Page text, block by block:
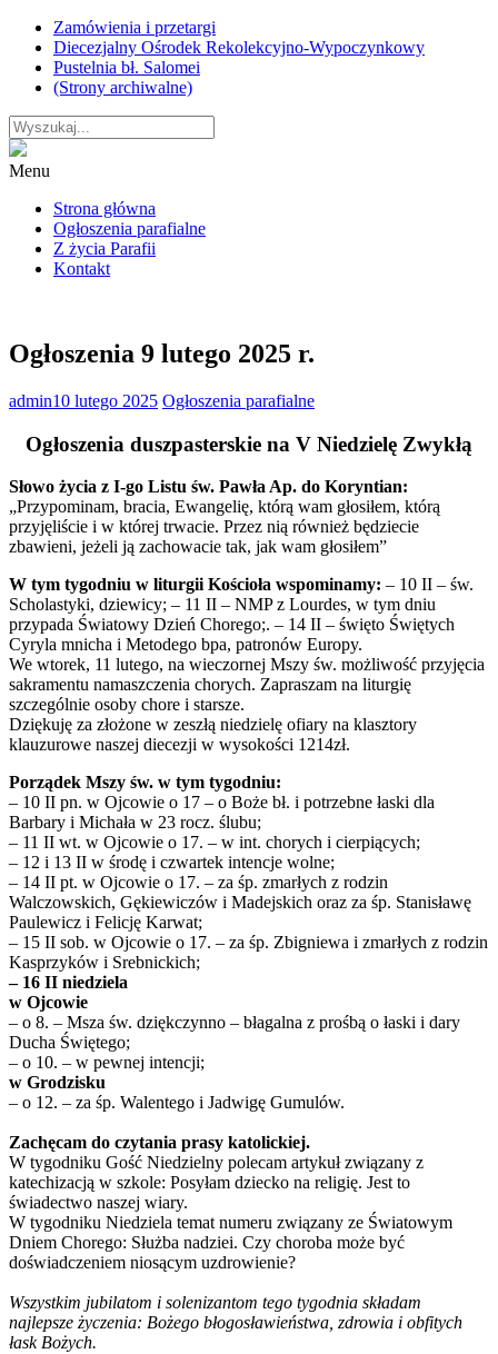
Skip
content
Zamówienia i przetargi
Diecezjalny Ośrodek Rekolekcyjno-Wypoczynkowy
Pustelnia bł. Salomei
(Strony archiwalne)
Menu
Strona główna
Ogłoszenia parafialne
Z życia Parafii
Kontakt
Ogłoszenia 9 lutego 2025 r.
admin10 lutego 2025 Ogłoszenia parafialne
Ogłoszenia duszpasterskie na V Niedzielę Zwykłą
Słowo życia z I-go Listu św. Pawła Ap. do Koryntian:
„Przypominam, bracia, Ewangelię, którą wam głosiłem, którą
przyjęliście i w której trwacie. Przez nią również będziecie
zbawieni, jeżeli ją zachowacie tak, jak wam głosiłem”
W tym tygodniu w liturgii Kościoła wspominamy: – 10 II – św.
Scholastyki, dziewicy; – 11 II – NMP z Lourdes, w tym dniu
przypada Światowy Dzień Chorego;. – 14 II – święto Świętych
Cyryla mnicha i Metodego bpa, patronów Europy.
We wtorek, 11 lutego, na wieczornej Mszy św. możliwość przyjęcia
sakramentu namaszczenia chorych. Zapraszam na liturgię
szczególnie osoby chore i starsze.
Dziękuję za złożone w zeszłą niedzielę ofiary na klasztory
klauzurowe naszej diecezji w wysokości 1214zł.
Porządek Mszy św. w tym tygodniu:
– 10 II pn. w Ojcowie o 17 – o Boże bł. i potrzebne łaski dla
Barbary i Michała w 23 rocz. ślubu;
– 11 II wt. w Ojcowie o 17. – w int. chorych i cierpiących;
– 12 i 13 II w środę i czwartek intencje wolne;
– 14 II pt. w Ojcowie o 17. – za śp. zmarłych z rodzin
Walczowskich, Gękiewiczów i Madejskich oraz za śp. Stanisławę
Paulewicz i Felicję Karwat;
– 15 II sob. w Ojcowie o 17. – za śp. Zbigniewa i zmarłych z rodzin
Kasprzyków i Srebnickich;
– 16 II niedziela
w Ojcowie
– o 8. – Msza św. dziękczynno – błagalna z prośbą o łaski i dary
Ducha Świętego;
– o 10. – w pewnej intencji;
w Grodzisku
– o 12. – za śp. Walentego i Jadwigę Gumulów.
Zachęcam do czytania prasy katolickiej.
W tygodniku Gość Niedzielny polecam artykuł związany z
katechizacją w szkole: Posyłam dziecko na religię. Jest to
świadectwo naszej wiary.
W tygodniku Niedziela temat numeru związany ze Światowym
Dniem Chorego: Służba nadziei. Czy choroba może być
doświadczeniem niosącym uzdrowienie?
Wszystkim jubilatom i solenizantom tego tygodnia składam
najlepsze życzenia: Bożego błogosławieństwa, zdrowia i obfitych
łask Bożych.